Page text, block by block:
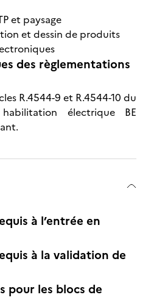
et paysage
et dessin de produits
des règlementations
R.4544-9 et R.4544-10 du
électrique BE
à l’entrée en
à la validation de
pour les blocs de